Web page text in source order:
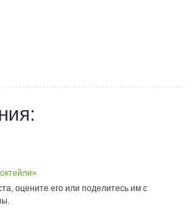
оцените его или поделитесь им с